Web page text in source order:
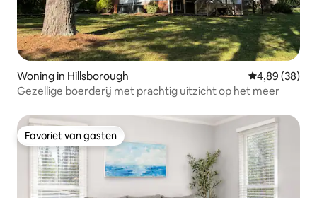
Woning in Hillsborough Gemiddelde
4,89 (38)
Gezellige boerderij met prachtig uitzicht op het meer
Favoriet van gasten
Favoriet van gasten